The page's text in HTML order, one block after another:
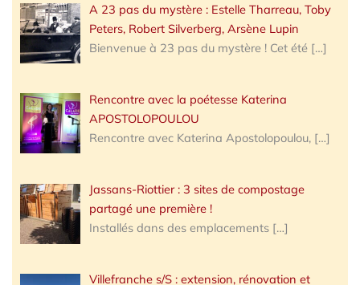
A 23 pas du mystère : Estelle Tharreau, Toby
Peters, Robert Silverberg, Arsène Lupin
Bienvenue à 23 pas du mystère ! Cet été […]
Rencontre avec la poétesse Katerina
APOSTOLOPOULOU
Rencontre avec Katerina Apostolopoulou, […]
Jassans-Riottier : 3 sites de compostage
partagé une première !
Installés dans des emplacements […]
Villefranche s/S : extension, rénovation et